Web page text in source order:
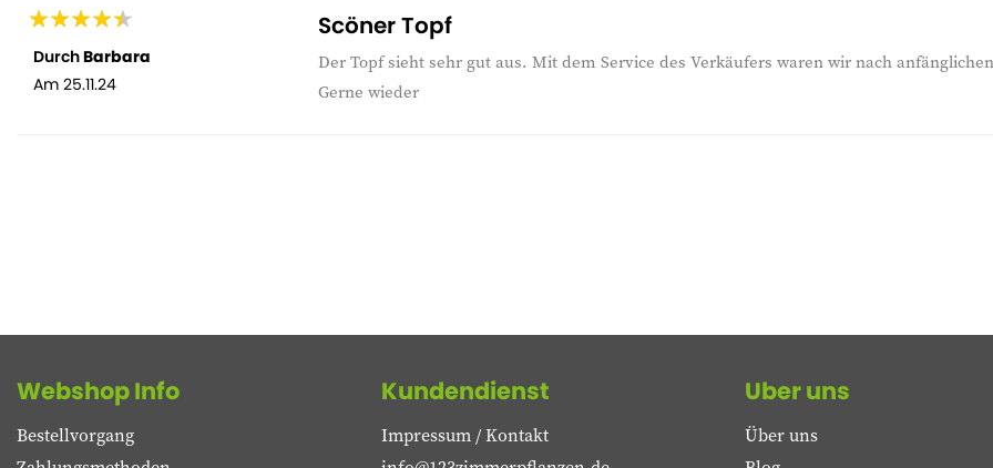
DurchBarbara
Am 25.11.24
Scöner Topf
Der Topf sieht sehr gut aus. Mit dem Service des Verkäufers waren wir nach
Gerne wieder
Webshop Info
Bestellvorgang
Kundendienst
Impressum / Kontakt
Uber uns
Über uns